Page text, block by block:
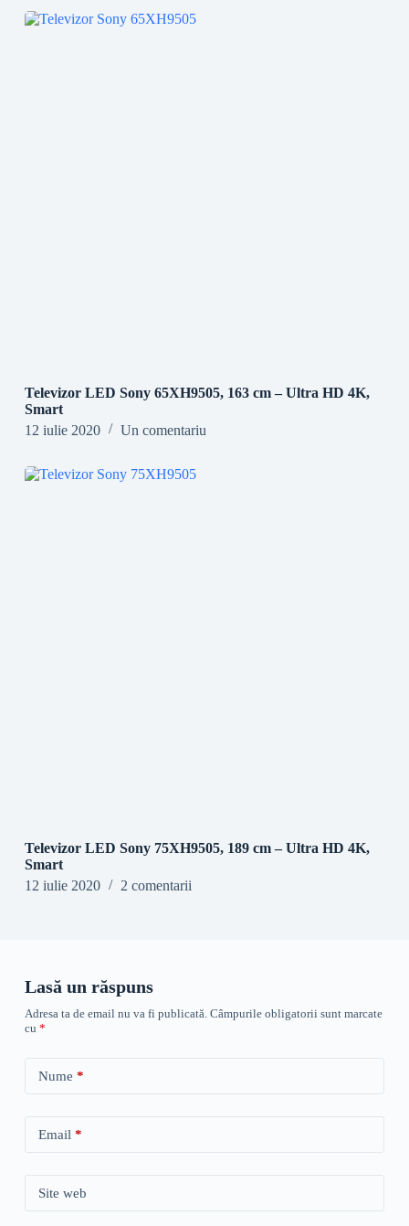
Televizor LED Sony 65XH9505, 163 cm – Ultra HD 4K,
Smart
12 iulie 2020
Un comentariu
Televizor LED Sony 75XH9505, 189 cm – Ultra HD 4K,
Smart
12 iulie 2020
2 comentarii
Lasă un răspuns
Adresa ta de email nu va fi publicată. Câmpurile obligatorii sunt marcate
cu *
Nume *
Email *
Site web